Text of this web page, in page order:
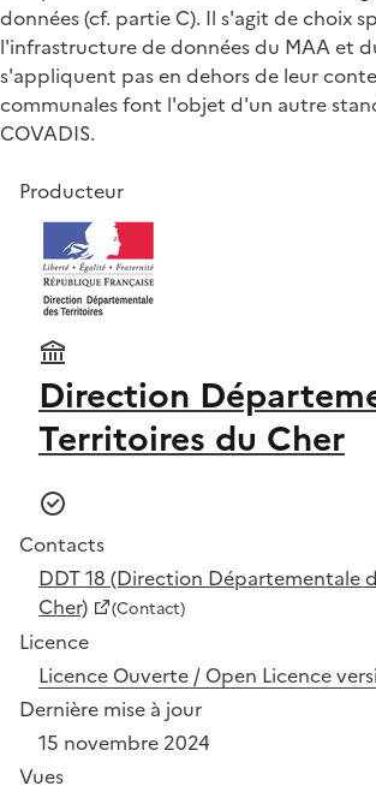
données (cf. partie C). Il s'agit de choix
l'infrastructure de données du MAA et
s'appliquent pas en dehors de leur
communales font l'objet d'un autre
COVADIS.
Producteur
Direction
Territoires du Cher
Contacts
DDT 18 (Direction Départementale
Cher)
(Contact)
Licence
Licence Ouverte / Open Licence
Dernière mise à jour
15 novembre 2024
Vues